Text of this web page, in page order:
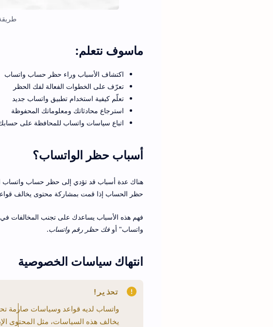
ماسوف نتعلم:
اكتشاف الأسباب وراء حظر حساب واتساب
تعرّف على الخطوات الفعالة لفك الحظر
تعلّم كيفية استخدام تطبيق واتساب جديد
استرجاع محادثاتك ومعلوماتك المحفوظة
اتباع سياسات واتساب للمحافظة على
أسباب حظر الواتساب؟
هناك عدة أسباب قد تؤدي إلى حظر حساب واتساب
حظر الحساب إذا قمت بمشاركة محتوى يخالف
فهم هذه الأسباب يساعدك على تجنب المخالفات
واتساب" أوفك حظر رقم واتساب.
انتهاك سياسات الخصوصية
تحذير!
واتساب لديه قواعد وسياسات صارمة
يخالف هذه السياسات، مثل المحتوى